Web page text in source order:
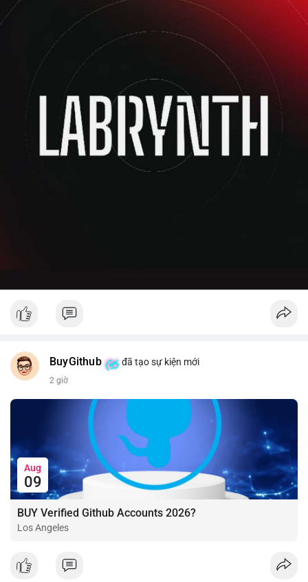
BuyGithub đã tạo sự kiện mới
2 giờ
Aug
09
BUY Verified Github Accounts 2026?
Los Angeles